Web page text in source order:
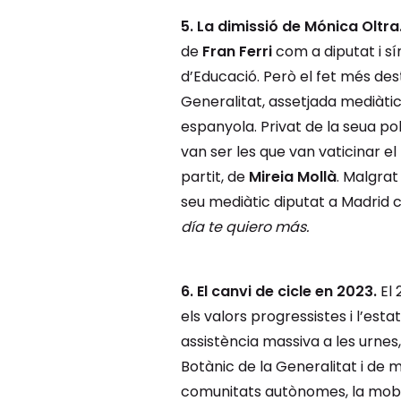
5. La dimissió de Mónica
de Fran Ferricom a diputat i
d’Educació. Però el fet més
Generalitat, assetjada
espanyola. Privat de la seua
van ser les que van vaticinar
partit, de Mireia Mollà.
seu mediàtic diputat a Madrid
día te quiero más.
6. El canvi de cicle en 2023.El
els valors progressistes i
assistència massiva a les
Botànic de la Generalitat i de
comunitats autònomes, la